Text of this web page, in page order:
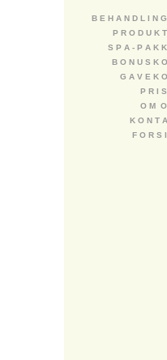
B E H A N D L I N
P R O D U K
S P A - P A K
B O N U S K
G A V E K
P R I
O M
K O N T
F O R S